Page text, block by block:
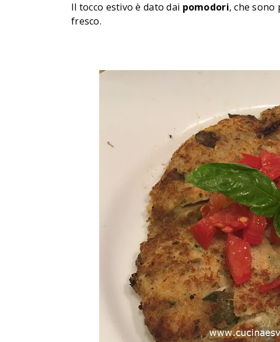
Il tocco estivo è dato dai pomodori, che
fresco.